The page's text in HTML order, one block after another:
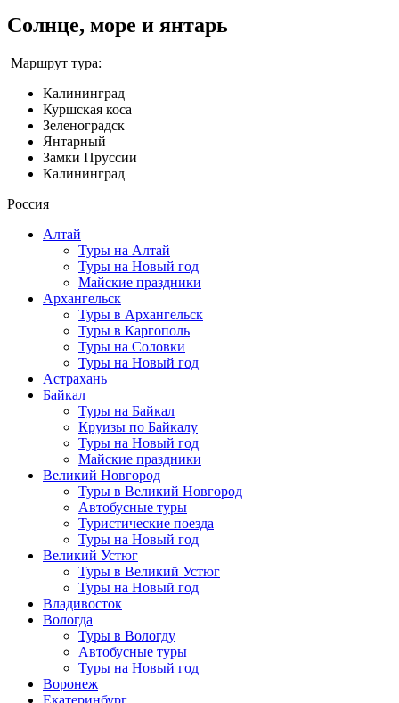
Солнце, море и янтарь
Маршрут тура:
Калининград
Куршская коса
Зеленоградск
Янтарный
Замки Пруссии
Калининград
Россия
Алтай
Туры на Алтай
Туры на Новый год
Майские праздники
Архангельск
Туры в Архангельск
Туры в Каргополь
Туры на Соловки
Туры на Новый год
Астрахань
Байкал
Туры на Байкал
Круизы по Байкалу
Туры на Новый год
Майские праздники
Великий Новгород
Туры в Великий Новгород
Автобусные туры
Туристические поезда
Туры на Новый год
Великий Устюг
Туры в Великий Устюг
Туры на Новый год
Владивосток
Вологда
Туры в Вологду
Автобусные туры
Туры на Новый год
Воронеж
Екатеринбург